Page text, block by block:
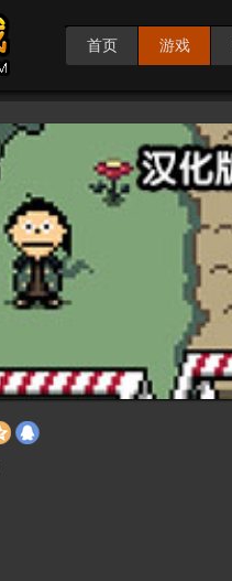
首页 游戏